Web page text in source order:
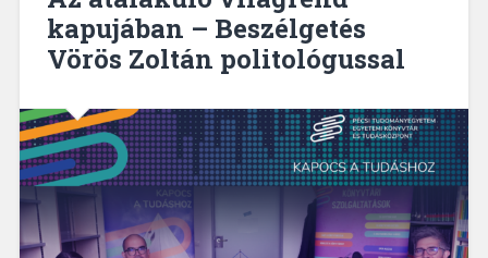
kapujában – Beszélgetés
Vörös Zoltán politológussal